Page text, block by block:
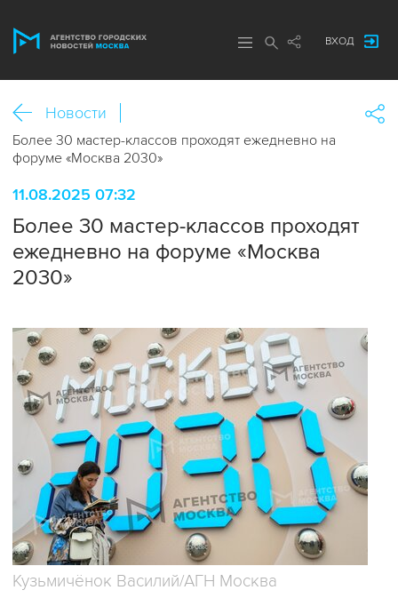
ВХОД
Новости
Более 30 мастер-классов проходят ежедневно на
форуме «Москва 2030»
11.08.2025 07:32
Более 30 мастер-классов проходят
ежедневно на форуме «Москва
2030»
Кузьмичёнок Василий/АГН Москва